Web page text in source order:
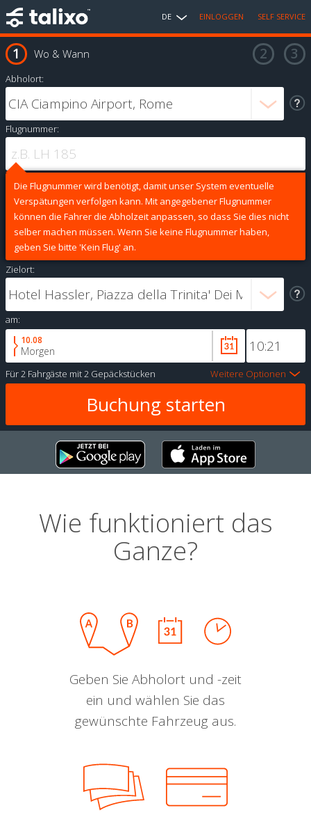
DE EINLOGGEN SELF SERVICE
Wo & Wann
Abholort:
Flugnummer:
Die Flugnummer wird benötigt, damit unser System eventuelle
Verspätungen verfolgen kann. Mit angegebener Flugnummer
können die Fahrer die Abholzeit anpassen, so dass Sie dies nicht
selber machen müssen. Wenn Sie keine Flugnummer haben,
geben Sie bitte 'Kein Flug' an.
Zielort:
am:
10.08
Morgen
Für2 Fahrgäste mit2 Gepäckstücken Weitere Optionen
Wie funktioniert das
Ganze?
Geben Sie Abholort und -zeit
ein und wählen Sie das
gewünschte Fahrzeug aus.